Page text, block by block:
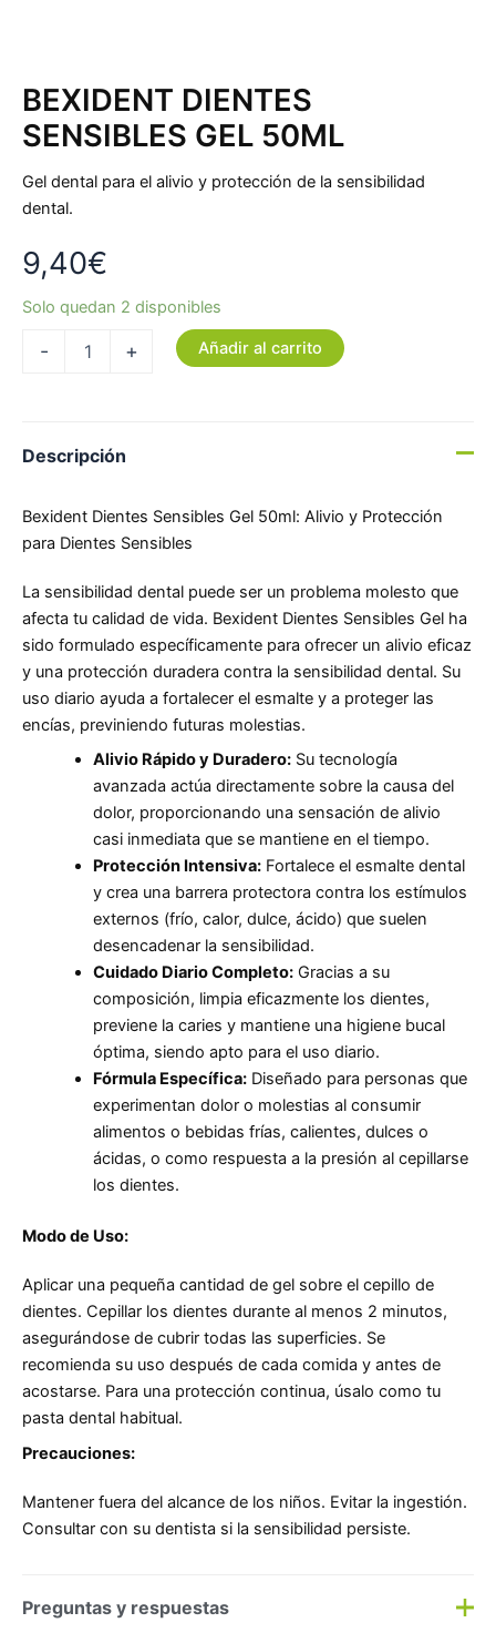
BEXIDENT DIENTES
SENSIBLES GEL 50ML
Gel dental para el alivio y protección de la sensibilidad
dental.
9,40€
Solo quedan 2 disponibles
- + Añadir al carrito
Descripción
Bexident Dientes Sensibles Gel 50ml: Alivio y Protección
para Dientes Sensibles
La sensibilidad dental puede ser un problema molesto que
afecta tu calidad de vida. Bexident Dientes Sensibles Gel ha
sido formulado específicamente para ofrecer un alivio eficaz
y una protección duradera contra la sensibilidad dental. Su
uso diario ayuda a fortalecer el esmalte y a proteger las
encías, previniendo futuras molestias.
Alivio Rápido y Duradero:Su tecnología
avanzada actúa directamente sobre la causa del
dolor, proporcionando una sensación de alivio
casi inmediata que se mantiene en el tiempo.
Protección Intensiva:Fortalece el esmalte dental
y crea una barrera protectora contra los estímulos
externos (frío, calor, dulce, ácido) que suelen
desencadenar la sensibilidad.
Cuidado Diario Completo:Gracias a su
composición, limpia eficazmente los dientes,
previene la caries y mantiene una higiene bucal
óptima, siendo apto para el uso diario.
Fórmula Específica:Diseñado para personas que
experimentan dolor o molestias al consumir
alimentos o bebidas frías, calientes, dulces o
ácidas, o como respuesta a la presión al cepillarse
los dientes.
Modo de Uso:
Aplicar una pequeña cantidad de gel sobre el cepillo de
dientes. Cepillar los dientes durante al menos 2 minutos,
asegurándose de cubrir todas las superficies. Se
recomienda su uso después de cada comida y antes de
acostarse. Para una protección continua, úsalo como tu
pasta dental habitual.
Precauciones:
Mantener fuera del alcance de los niños. Evitar la ingestión.
Consultar con su dentista si la sensibilidad persiste.
Preguntas y respuestas